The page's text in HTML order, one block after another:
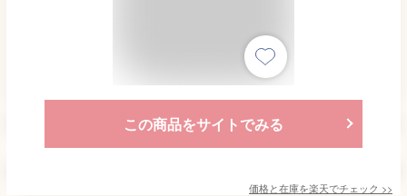
この商品をサイトでみる
価格と在庫を楽天でチェック >>